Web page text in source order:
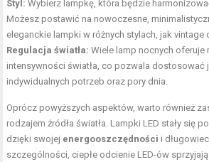
Styl: Wybierz lampkę, która będzie
Możesz postawić na nowoczesne,
eleganckie lampki w różnych stylach, jak vintage
Regulacja światła: Wiele lamp nocnych oferuje
intensywności światła, co pozwala dostosować
indywidualnych potrzeb oraz pory dnia.
Oprócz powyższych aspektów, warto również
rodzajem źródła światła. Lampki LED stały się
dzięki swojej energooszczędności i
szczególności, ciepłe odcienie LED-ów